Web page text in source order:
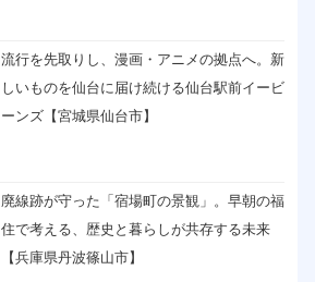
流行を先取りし、漫画・アニメの拠点へ。新
しいものを仙台に届け続ける仙台駅前イービ
ーンズ【宮城県仙台市】
廃線跡が守った「宿場町の景観」。早朝の福
住で考える、歴史と暮らしが共存する未来
【兵庫県丹波篠山市】